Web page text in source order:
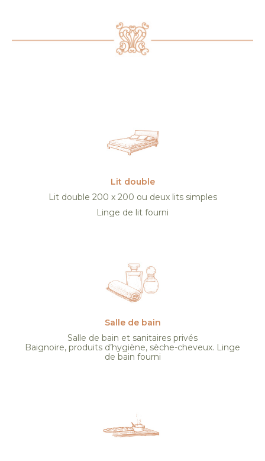
Lit double
Lit double 200 x 200 ou deux lits simples
Linge de lit fourni
Salle de bain
Salle de bain et sanitaires privés
Baignoire, produits d’hygiène, sèche-cheveux. Linge
de bain fourni